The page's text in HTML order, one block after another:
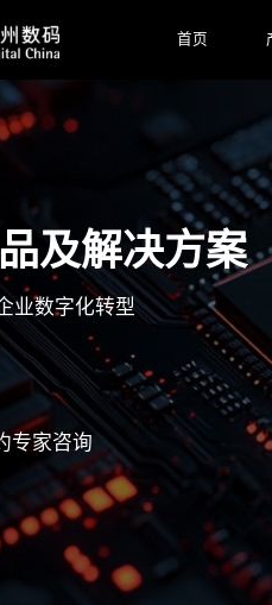
首页
及解决方案
业数字化转型
专家咨询